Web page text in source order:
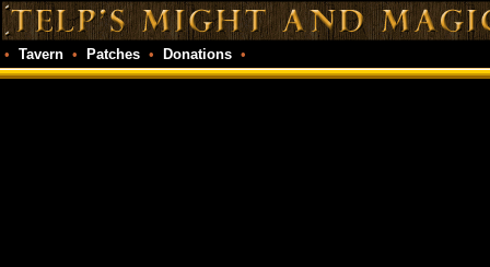
• Tavern • Patches • Donations •